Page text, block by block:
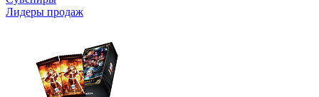
Лидеры продаж